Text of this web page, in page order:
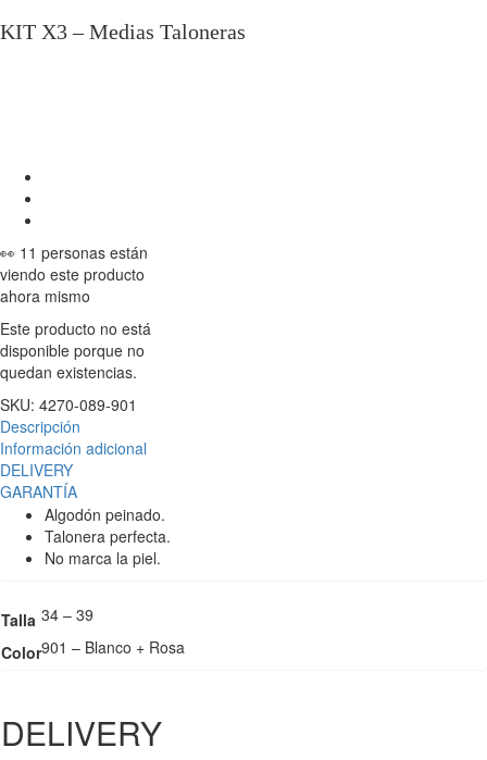
KIT X3 – Medias Taloneras
👀 11 personas están
viendo este producto
ahora mismo
Este producto no está
disponible porque no
quedan existencias.
SKU: 4270-089-901
Descripción
Información adicional
DELIVERY
GARANTÍA
Algodón peinado.
Talonera perfecta.
No marca la piel.
Talla 34 – 39
Color901 – Blanco + Rosa
DELIVERY